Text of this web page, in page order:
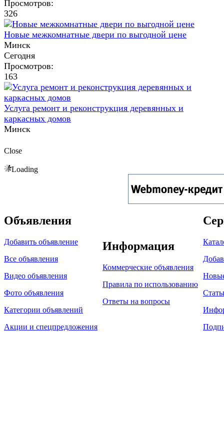
Просмотров:
326
Новые межкомнатные двери по выгодной цене
Минск
Сегодня
Просмотров:
163
Услуга ремонт и реконструкция деревянных и
каркасных домов
Минск
Close
Loading
Объявления
Добавить объявление
Все объявления
Видео объявления
Фото объявления
Категории объявлений
Акции и спецпредложения
Информация
Коммерческие объявления
Правила по использованию
Ответы на вопросы